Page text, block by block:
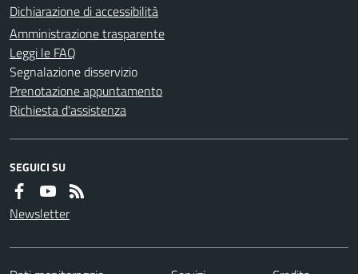
Dichiarazione di accessibilità
Amministrazione trasparente
Leggi le FAQ
Segnalazione disservizio
Prenotazione appuntamento
Richiesta d'assistenza
SEGUICI SU
Newsletter